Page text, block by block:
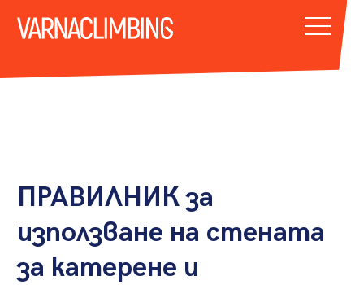
ПРАВИЛНИК за
използване на стената
за катерене и